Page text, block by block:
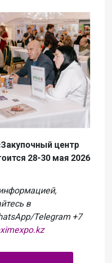
центр
28-30 мая 2026
в
Telegram +7